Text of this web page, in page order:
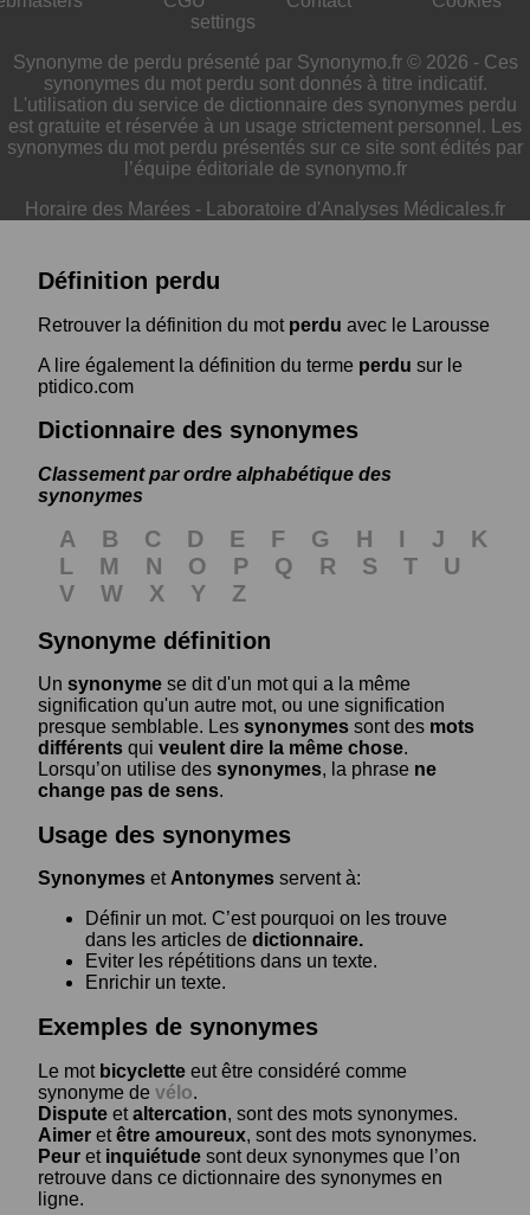
settings
Synonyme de perdu présenté par Synonymo.fr © 2026 - Ces
synonymes du mot perdu sont donnés à titre indicatif.
L'utilisation du service de dictionnaire des synonymes perdu
est gratuite et réservée à un usage strictement personnel. Les
synonymes du mot perdu présentés sur ce site sont édités par
l’équipe éditoriale de synonymo.fr
Horaire des Marées - Laboratoire d'Analyses Médicales.fr
Définition perdu
Retrouver la définition du mot perdu avec le Larousse
A lire également la définition du terme perdu sur le
ptidico.com
Dictionnaire des synonymes
Classement par ordre alphabétique des
synonymes
A B C D E F G H I J
K
L
M N O P Q R S T
U
V
W X Y
Z
Synonyme définition
Un synonyme se dit d'un mot qui a la même
signification qu'un autre mot, ou une signification
presque semblable. Les synonymes sont des mots
différents qui veulent dire la même chose.
Lorsqu’on utilise des synonymes, la phrase ne
change pas de sens.
Usage des synonymes
Synonymes etAntonymes servent à:
Définir un mot. C’est pourquoi on les trouve
dans les articles de dictionnaire.
Eviter les répétitions dans un texte.
Enrichir un texte.
Exemples de synonymes
Le mot bicyclette eut être considéré comme
synonyme de vélo.
Dispute etaltercation, sont des mots synonymes.
Aimer etêtre amoureux, sont des mots synonymes.
Peur et inquiétude sont deux synonymes que l’on
retrouve dans ce dictionnaire des synonymes en
ligne.